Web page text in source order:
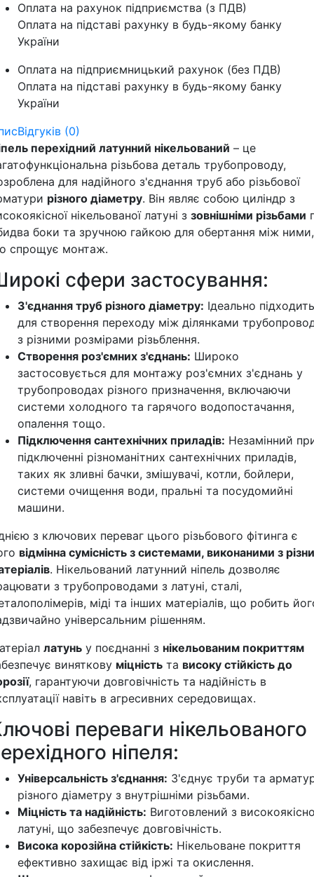
Оплата на рахунок підприємства (з ПДВ)
Оплата на підставі рахунку в будь-якому банку
України
Оплата на підприємницький рахунок (без ПДВ)
Оплата на підставі рахунку в будь-якому банку
України
Відгуків (0)
перехідний латунний нікельований – це
різьбова деталь трубопроводу,
для надійного з'єднання труб або різьбової
різного діаметру. Він являє собою циліндр з
нікельованої латуні з зовнішніми різьбами
боки та зручною гайкою для обертання між ними,
спрощує монтаж.
сфери застосування:
З'єднання труб різного діаметру: Ідеально підходить
для створення переходу між ділянками
з різними розмірами різьблення.
Створення роз'ємних з'єднань: Широко
застосовується для монтажу роз'ємних з'єднань у
трубопроводах різного призначення, включаючи
системи холодного та гарячого водопостачання,
опалення тощо.
Підключення сантехнічних приладів: Незамінний
підключенні різноманітних сантехнічних приладів,
таких як зливні бачки, змішувачі, котли, бойлери,
системи очищення води, пральні та посудомийні
машини.
з ключових переваг цього різьбового фітинга є
відмінна сумісність з системами, виконаними з
. Нікельований латунний ніпель дозволяє
з трубопроводами з латуні, сталі,
міді та інших матеріалів, що робить
універсальним рішенням.
латунь у поєднанні з нікельованим покриттям
виняткову міцність та високу стійкість до
, гарантуючи довговічність та надійність в
навіть в агресивних середовищах.
переваги нікельованого
ніпеля:
Універсальність з'єднання: З'єднує труби та
різного діаметру з внутрішніми різьбами.
Міцність та надійність: Виготовлений з
латуні, що забезпечує довговічність.
Висока корозійна стійкість: Нікельоване покриття
ефективно захищає від іржі та окислення.